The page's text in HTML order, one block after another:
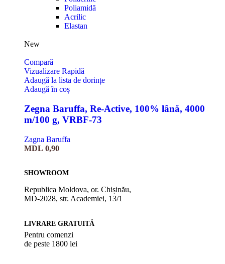
Poliamidă
Acrilic
Elastan
New
Compară
Vizualizare Rapidă
Adaugă la lista de dorințe
Adaugă în coș
Zegna Baruffa, Re-Active, 100% lână, 4000
m/100 g, VRBF-73
Zagna Baruffa
MDL 0,90
SHOWROOM
Republica Moldova, or. Chișinău,
MD-2028, str. Academiei, 13/1
LIVRARE GRATUITĂ
Pentru comenzi
de peste 1800 lei